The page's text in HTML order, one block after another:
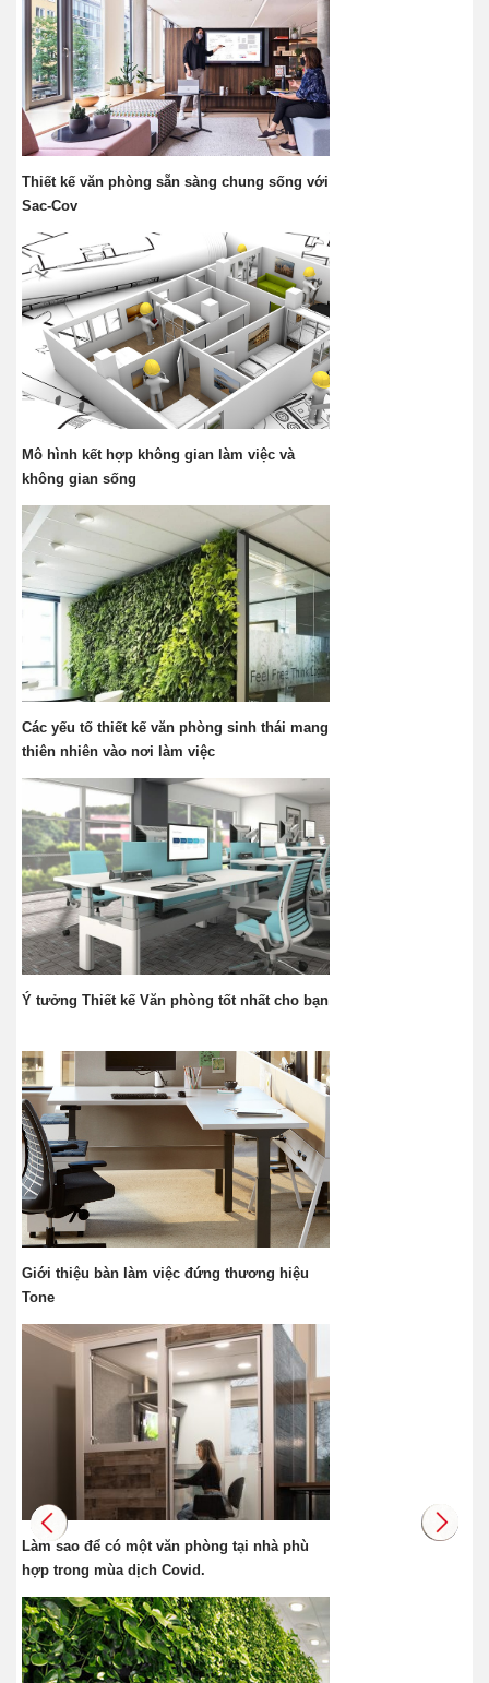
Thiết kế văn phòng sẵn sàng chung sống với
Sac-Cov
Mô hình kết hợp không gian làm việc và
không gian sống
Các yếu tố thiết kế văn phòng sinh thái mang
thiên nhiên vào nơi làm việc
Ý tưởng Thiết kế Văn phòng tốt nhất cho bạn
Giới thiệu bàn làm việc đứng thương hiệu
Tone
Làm sao để có một văn phòng tại nhà phù
hợp trong mùa dịch Covid.